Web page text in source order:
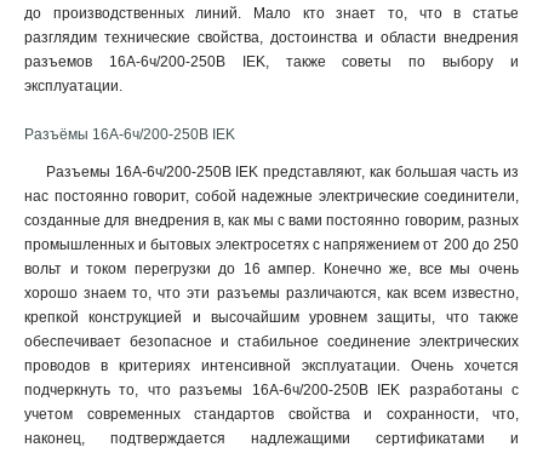
до производственных линий. Мало кто знает то, что в статье
разглядим технические свойства, достоинства и области внедрения
разъемов 16А-6ч/200-250В IEK, также советы по выбору и
эксплуатации.
Разъёмы 16А-6ч/200-250В IEK
Разъемы 16А-6ч/200-250В IEK представляют, как большая часть из
нас постоянно говорит, собой надежные электрические соединители,
созданные для внедрения в, как мы с вами постоянно говорим, разных
промышленных и бытовых электросетях с напряжением от 200 до 250
вольт и током перегрузки до 16 ампер. Конечно же, все мы очень
хорошо знаем то, что эти разъемы различаются, как всем известно,
крепкой конструкцией и высочайшим уровнем защиты, что также
обеспечивает безопасное и стабильное соединение электрических
проводов в критериях интенсивной эксплуатации. Очень хочется
подчеркнуть то, что разъемы 16А-6ч/200-250В IEK разработаны с
учетом современных стандартов свойства и сохранности, что,
наконец, подтверждается надлежащими сертификатами и